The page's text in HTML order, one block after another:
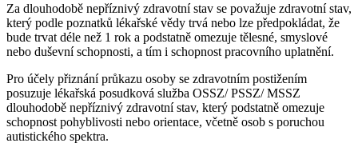
Za dlouhodobě nepříznivý zdravotní stav se považuje zdravotní stav,
který podle poznatků lékařské vědy trvá nebo lze předpokládat, že
bude trvat déle než 1 rok a podstatně omezuje tělesné, smyslové
nebo duševní schopnosti, a tím i schopnost pracovního uplatnění.
Pro účely přiznání průkazu osoby se zdravotním postižením
posuzuje lékařská posudková služba OSSZ/ PSSZ/ MSSZ
dlouhodobě nepříznivý zdravotní stav, který podstatně omezuje
schopnost pohyblivosti nebo orientace, včetně osob s poruchou
autistického spektra.